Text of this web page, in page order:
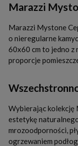
Marazzi
Marazzi Mystone
o nieregularne
60x60 cm to jedno z
proporcje
Wybierając kolekcję
estetykę
mrozoodporności,
ogrzewaniem